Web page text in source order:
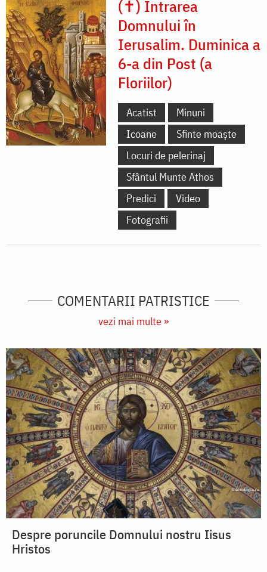
(✝) Intrarea
Domnului în
Ierusalim. Duminica a
6-a din Post (a
Floriilor)
Acatist
Minuni
Icoane
Sfinte moaște
Locuri de pelerinaj
Sfântul Munte Athos
Predici
Video
Fotografii
COMENTARII PATRISTICE
vezi mai multe »
Despre poruncile Domnului nostru Iisus
Hristos